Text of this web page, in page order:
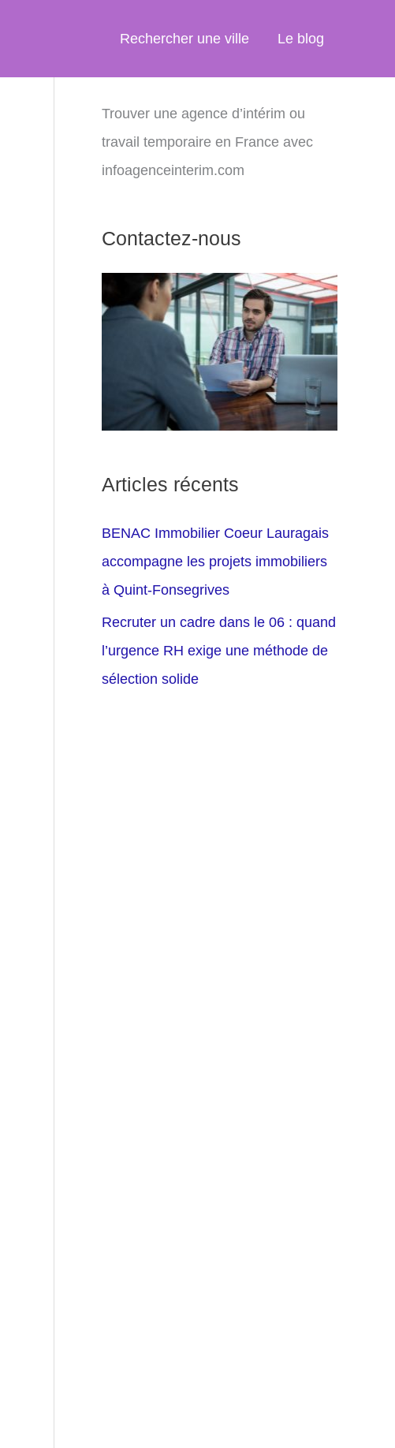
Rechercher une ville Le blog
Trouver une agence d’intérim ou
travail temporaire en France avec
infoagenceinterim.com
Contactez-nous
Articles récents
BENAC Immobilier Coeur Lauragais
accompagne les projets immobiliers
à Quint-Fonsegrives
Recruter un cadre dans le 06 : quand
l’urgence RH exige une méthode de
sélection solide